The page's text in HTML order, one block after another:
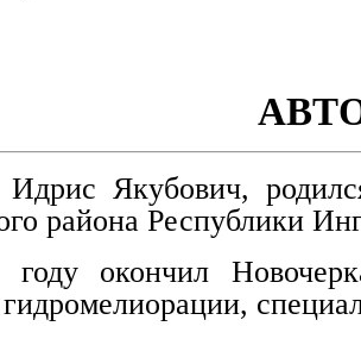
Идрис Якубович,
района Республики
окончил
гидромелиорации,